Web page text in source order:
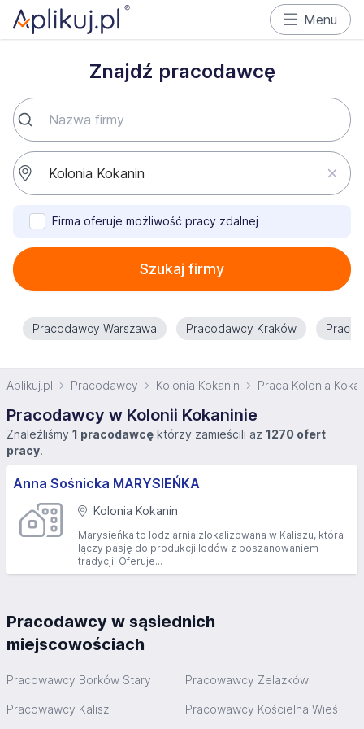
Menu
Znajdź pracodawcę
Firma oferuje możliwość pracy zdalnej
Szukaj firmy
Pracodawcy Warszawa Pracodawcy Kraków
Aplikuj.pl Pracodawcy Kolonia Kokanin Praca Kolonia
Pracodawcy w Kolonii Kokaninie
Znaleźliśmy 1 pracodawcę którzy zamieścili aż 1270 ofert
pracy.
Anna Sośnicka MARYSIEŃKA
Kolonia Kokanin
Marysieńka to lodziarnia zlokalizowana w Kaliszu, która
łączy pasję do produkcji lodów z poszanowaniem
tradycji. Oferuje...
Pracodawcy w sąsiednich
miejscowościach
Pracowawcy Borków Stary Pracowawcy Żelazków
Pracowawcy Kalisz Pracowawcy Kościelna Wieś